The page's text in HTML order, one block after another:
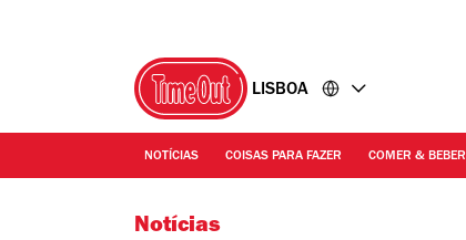
LISBOA
NOTÍCIAS COISAS PARA FAZER COMER & BEBER
Notícias